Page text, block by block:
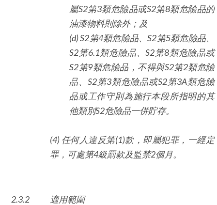
屬S2第3類危險品或S2第8類危險品的
油漆物料則除外；及
(d) S2第4類危險品、S2第5類危險品、
S2第6.1類危險品、S2第8類危險品或
S2第9類危險品，不得與S2第2類危險
品、 S2第3類危險品或S2第3A類危險
品或工作守則為施行本段所指明的其
他類別S2危險品一併貯存。
(4) 任何人違反第(1)款，即屬犯罪，一經定
罪，可處第4級罰款及監禁2個月。
2.3.2 適用範圍